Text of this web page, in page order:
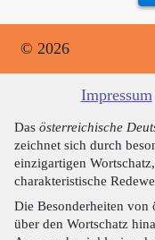
© 2026
Impressum
Das österreichische
zeichnet sich durch
einzigartigen
charakteristische
Die Besonderheiten von
über den Wortschatz